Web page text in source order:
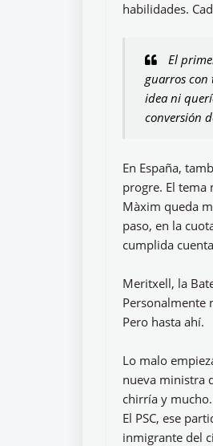
habilidades.
El
guarros con
idea ni
conversión
En España,
progre. El tema
Màxim queda
paso, en la
cumplida
Meritxell, la
Personalmente
Pero hasta ahí.
Lo malo
nueva ministra
chirría y
El PSC, ese
inmigrante del